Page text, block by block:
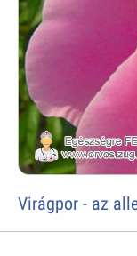
Virágpor - az